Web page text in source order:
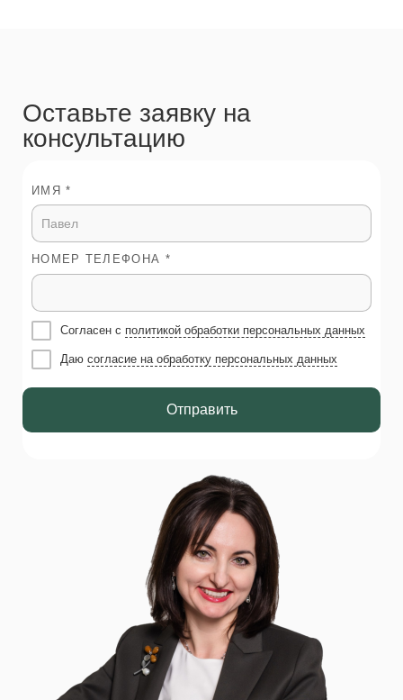
Оставьте заявку на
консультацию
ИМЯ *
НОМЕР ТЕЛЕФОНА *
Согласен с политикой обработки персональных данных
Даю согласие на обработку персональных данных
Отправить